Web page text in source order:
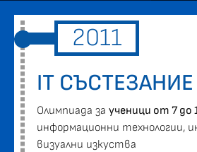
2011
IT СЪСТЕЗАНИЕ
Oлимпиада за ученици от 7 до
информационни технологии,
визуални изкуства